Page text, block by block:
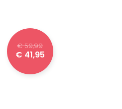
€ 59,99
€ 41,95